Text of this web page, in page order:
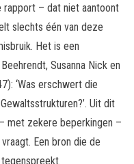
– dat niet aantoont
slechts één van deze
Het is een
Susanna Nick en
‘Was erschwert die
Uit dit
met zekere beperkingen –
Een bron die de